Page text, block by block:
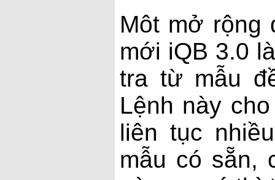
Môt mở rộng
mới iQB 3.0
tra từ mẫu
Lệnh này
liên tục
mẫu có sẵn,